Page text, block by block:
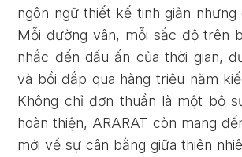
ngôn ngữ thiết kế tinh giản nhưng
Mỗi đường vân, mỗi sắc độ trên
nhắc đến dấu ấn của thời gian,
và bồi đắp qua hàng triệu năm
Không chỉ đơn thuần là một bộ
hoàn thiện, ARARAT còn mang
mới về sự cân bằng giữa thiên